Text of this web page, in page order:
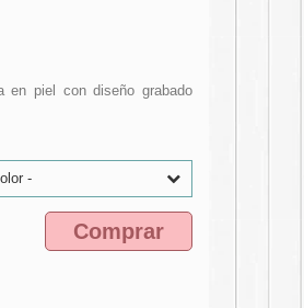
en piel con diseño grabado
-
Comprar